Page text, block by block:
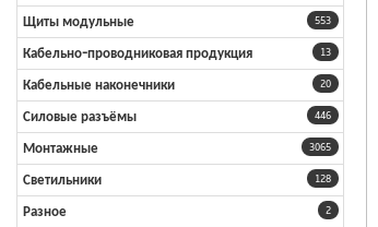
553
Щиты модульные
13
Кабельно-проводниковая продукция
20
Кабельные наконечники
446
Силовые разъёмы
3065
Монтажные
128
Светильники
2
Разное